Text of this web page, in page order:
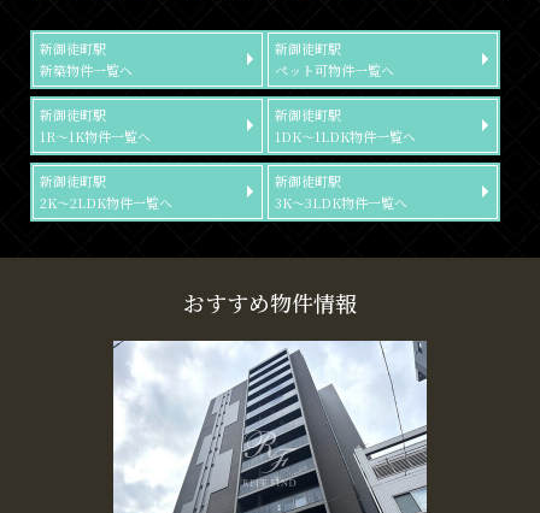
新御徒町駅
新築物件一覧へ
新御徒町駅
ペット可物件一覧へ
新御徒町駅
1R～1K物件一覧へ
新御徒町駅
1DK～1LDK物件一覧へ
新御徒町駅
2K～2LDK物件一覧へ
新御徒町駅
3K～3LDK物件一覧へ
おすすめ物件情報